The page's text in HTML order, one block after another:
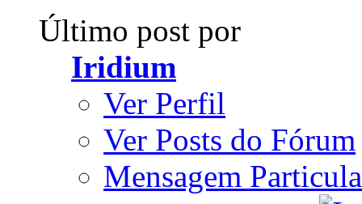
Último post por
Iridium
Ver Perfil
Ver Posts do Fórum
Mensagem